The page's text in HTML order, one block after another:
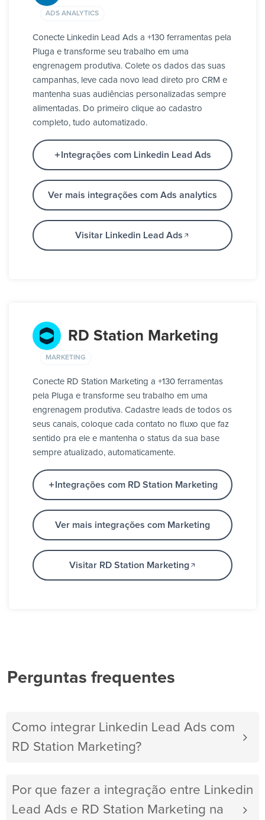
ADS ANALYTICS
Conecte Linkedin Lead Ads a +130 ferramentas pela
Pluga e transforme seu trabalho em uma
engrenagem produtiva. Colete os dados das suas
campanhas, leve cada novo lead direto pro CRM e
mantenha suas audiências personalizadas sempre
alimentadas. Do primeiro clique ao cadastro
completo, tudo automatizado.
Integrações com Linkedin Lead Ads
Ver mais integrações com Ads analytics
Visitar Linkedin Lead Ads
RD Station Marketing
MARKETING
Conecte RD Station Marketing a +130 ferramentas
pela Pluga e transforme seu trabalho em uma
engrenagem produtiva. Cadastre leads de todos os
seus canais, coloque cada contato no fluxo que faz
sentido pra ele e mantenha o status da sua base
sempre atualizado, automaticamente.
Integrações com RD Station Marketing
Ver mais integrações com Marketing
Visitar RD Station Marketing
Perguntas frequentes
Como integrar Linkedin Lead Ads com
RD Station Marketing?
Por que fazer a integração entre Linkedin
Lead Ads e RD Station Marketing na